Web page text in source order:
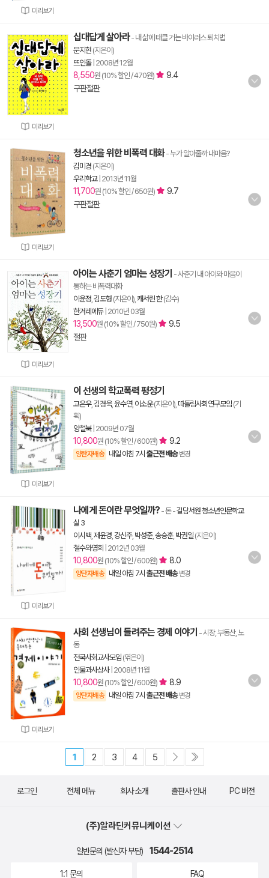
미리보기
미리보기
십대답게 살아라- 내 삶에 태클 거는 바이러스 퇴치법
문지현 (지은이)
뜨인돌| 2008년 12월
8,550원 (10% 할인 / 470원)
9.4
구판절판
미리보기
청소년을 위한 비폭력 대화- 누가 알아줄까 내마음?
김미경 (지은이)
우리학교| 2013년 11월
11,700원 (10% 할인 / 650원)
9.7
구판절판
미리보기
아이는 사춘기 엄마는 성장기 - 사춘기 내 아이와 마음이
통하는 비폭력대화
이윤정 김도형 (지은이), 캐서린 한(감수)
한겨레에듀| 2010년 03월
13,500원 (10% 할인 / 750원)
9.5
절판
미리보기
이 선생의 학교폭력 평정기
고은우, 김경욱, 윤수연, 이소운(지은이), 따돌림사회연구모임 (기
획)
양철북| 2009년 07월
10,800원 (10% 할인 / 600원) 9.2
양탄자배송 내일 아침 7시 출근전 배송 변경
미리보기
나에게 돈이란 무엇일까? - 돈-길담서원 청소년인문학교
실 3
이시백 제윤경 강신주, 박성준, 송승훈, 박권일 (지은이)
철수와영희
2012년 03월
10,800원 (10% 할인 / 600원) 8.0
양탄자배송 내일 아침 7시 출근전 배송 변경
미리보기
사회 선생님이 들려주는 경제 이야기 - 시장, 부동산, 노
동
전국사회교사모임 (엮은이)
인물과사상사| 2008년 11월
10,800원 (10% 할인 / 600원) 8.9
양탄자배송 내일 아침 7시 출근전 배송 변경
1 2 3 4 5
로그인 전체 메뉴 회사 소개 출판사 안내 PC 버전
(주)알라딘커뮤니케이션
일반문의 (발신자 부담) 1544-2514
1:1 문의 FAQ